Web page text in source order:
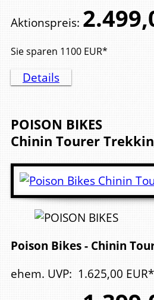
Aktionspreis: 2.499,
Sie sparen 1100 EUR*
Details
POISON BIKES
Chinin Tourer
Poison Bikes - Chinin
ehem. UVP: 1.625,00 EUR*